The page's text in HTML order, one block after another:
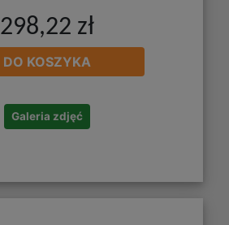
298,22 zł
DO KOSZYKA
Galeria zdjęć